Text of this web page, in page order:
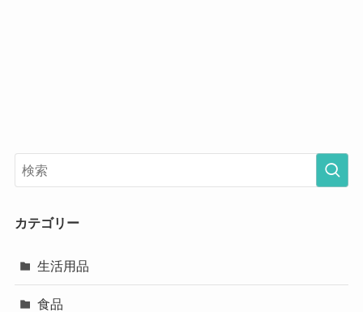
カテゴリー
生活用品
食品